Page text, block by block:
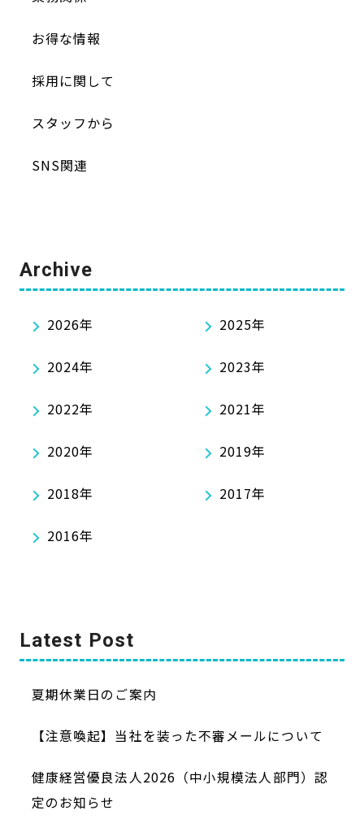
お得な情報
採用に関して
スタッフから
SNS関連
Archive
2026年 2025年
2024年 2023年
2022年 2021年
2020年 2019年
2018年 2017年
2016年
Latest Post
夏期休業日のご案内
【注意喚起】当社を装った不審メールについて
健康経営優良法人2026（中小規模法人部門）認
定のお知らせ